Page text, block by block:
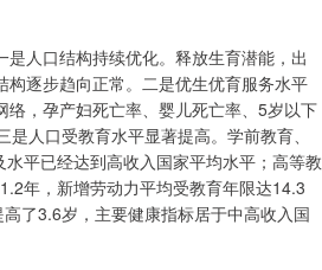
人口结构持续优化。释放生育潜能，出
逐步趋向正常。二是优生优育服务水平
，孕产妇死亡率、婴儿死亡率、5岁以下
人口受教育水平显著提高。学前教育、
平已经达到高收入国家平均水平；高等教
年，新增劳动力平均受教育年限达14.3
了3.6岁，主要健康指标居于中高收入国